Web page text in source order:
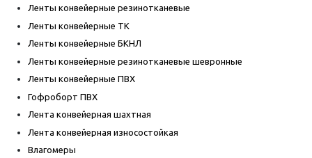
Ленты конвейерные резинотканевые
Ленты конвейерные ТК
Ленты конвейерные БКНЛ
Ленты конвейерные резинотканевые шевронные
Ленты конвейерные ПВХ
Гофроборт ПВХ
Лента конвейерная шахтная
Лента конвейерная износостойкая
Влагомеры